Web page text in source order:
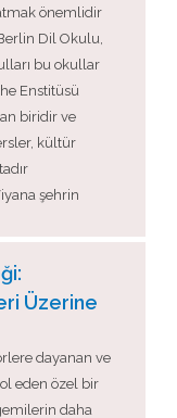
önemlidir
Dil Okulu,
bu okullar
Enstitüsü
biridir ve
kültür
şehrin
Üzerine
dayanan ve
eden özel bir
daha